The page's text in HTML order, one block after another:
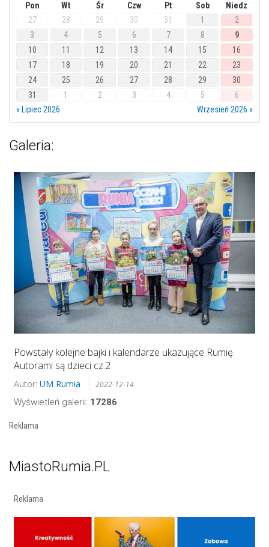
Pon Wt Śr Czw Pt Sob
Niedz
27
28 29 30 31 1
2
3
4 5 6 7 8
9
10
11 12 13 14 15
16
17
18 19 20 21 22
23
24
25 26 27 28 29
30
31
1 2 3 4 5
6
« Lipiec 2026
Wrzesień 2026 »
Galeria:
Powstały kolejne bajki i kalendarze ukazujące Rumię.
Autorami są dzieci cz.2
Autor: UM Rumia 2022-12-14
Wyświetleń galerii: 17286
Reklama
MiastoRumia.PL
Reklama